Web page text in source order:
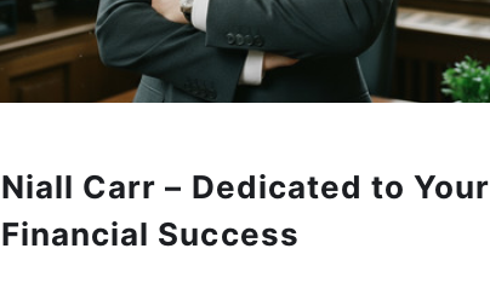
Niall Carr – Dedicated to Your
Financial Success